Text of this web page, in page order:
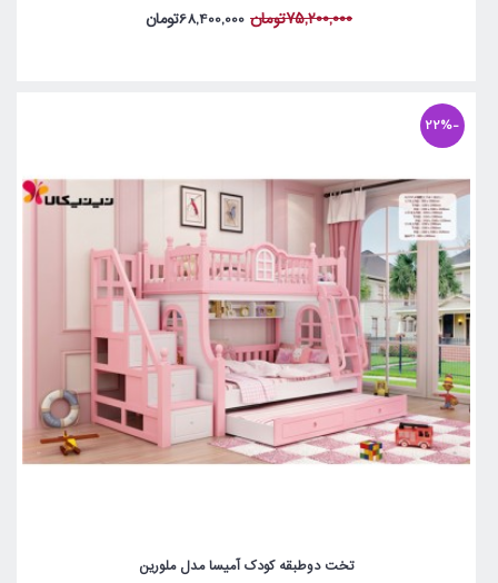
75,200,000تومان 68,400,000تومان
-22%
تخت دوطبقه کودک آمیسا مدل ملورین